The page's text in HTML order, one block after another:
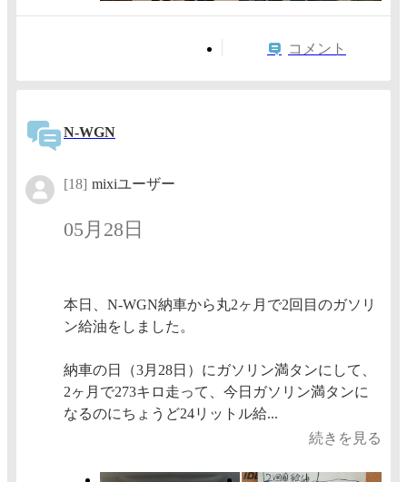
コメント
N-WGN
[18] mixiユーザー
05月28日
本日、N-WGN納車から丸2ヶ月で2回目のガソリ
ン給油をしました。
納車の日（3月28日）にガソリン満タンにして、
2ヶ月で273キロ走って、今日ガソリン満タンに
なるのにちょうど24リットル給...
続きを見る